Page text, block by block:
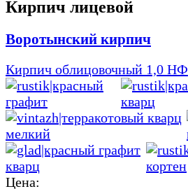
Кирпич лицевой
Воротынский кирпич
Кирпич облицовочный 1,0 НФ
Цена: